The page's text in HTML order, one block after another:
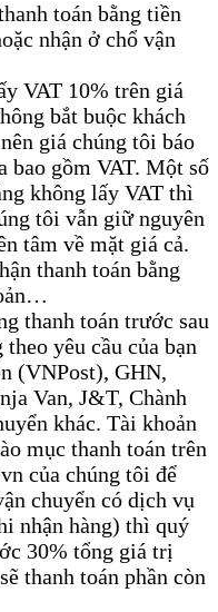
toán bằng tiền
nhận ở chổ vận
VAT 10% trên giá
bắt buộc khách
giá chúng tôi báo
bao gồm VAT. Một số
không lấy VAT thì
tôi vẫn giữ nguyên
tâm về mặt giá cả.
thanh toán bằng
thanh toán trước sau
yêu cầu của bạn
(VNPost), GHN,
Van, J&T, Chành
khác. Tài khoản
mục thanh toán trên
của chúng tôi để
chuyển có dịch vụ
nhận hàng) thì quý
30% tổng giá trị
thanh toán phần còn